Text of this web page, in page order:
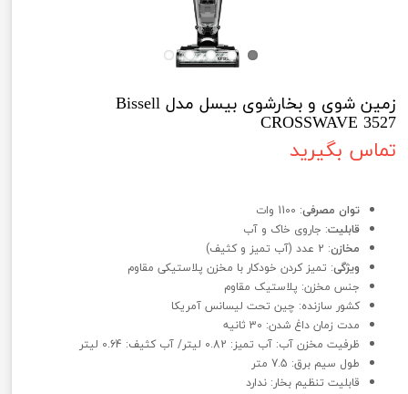
زمین شوی و بخارشوی بیسل مدل Bissell
CROSSWAVE 3527
تماس بگیرید
توان مصرفی: 1100 وات
قابلیت: جاروی خاک و آب
مخازن: 2 عدد (آب تمیز و کثیف)
ویژگی: تمیز کردن خودکار با مخزن پلاستیکی مقاوم
جنس مخزن: پلاستیک مقاوم
کشور سازنده: چین تحت لیسانس آمریکا
مدت زمان داغ شدن: 30 ثانیه
ظرفیت مخزن آب: آب تمیز: 0.82 لیتر/ آب کثیف: 0.64 لیتر
طول سیم برق: 7.5 متر
قابلیت تنظیم بخار: ندارد